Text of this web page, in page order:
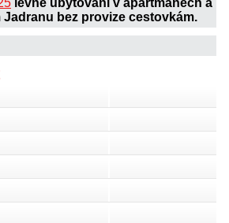
levné ubytování v apartmánech a
bez provize cestovkám.